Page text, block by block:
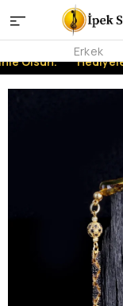
Olsun.
Erkek